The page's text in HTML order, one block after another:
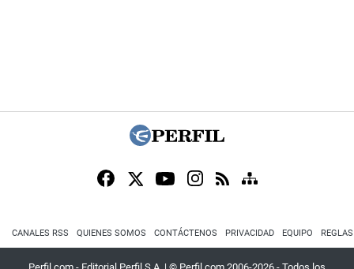
CANALES RSS QUIENES SOMOS CONTÁCTENOS PRIVACIDAD EQUIPO